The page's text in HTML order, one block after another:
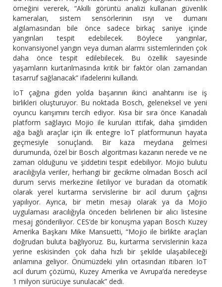
örneğini vererek, “Akıllı görüntü analizi kullanan güvenlik
kameraları, sistem sensörlerinin ısıyı ve dumanı
algılamasından bile önce sadece birkaç saniye içinde
yangınları tespit edebilecek. Böylece yangınlar,
konvansiyonel yangın veya duman alarmı sistemlerinden çok
daha önce tespit edilebilecek. Bu özellik sayesinde
yaşamların kurtarılmasında kritik bir faktör olan zamandan
tasarruf sağlanacak” ifadelerini kullandı.
IoT çağına giden yolda başarının ikinci anahtarını ise iş
birlikleri oluşturuyor. Bu noktada Bosch, geleneksel ve yeni
oyuncu karışımını tercih ediyor. Kısa bir sıra önce Kanadalı
platform sağlayıcı Mojio ile kurulan ittifak, daha şimdiden
ağa bağlı araçlar için ilk entegre IoT platformunun hayata
geçmesiyle sonuçlandı. Bir kaza meydana gelmesi
durumunda, özel bir Bosch algoritması kazanın nerede ve ne
zaman olduğunu ve şiddetini tespit edebiliyor. Mojio bulutu
aracılığıyla veriler, herhangi bir gecikme olmadan Bosch acil
durum servis merkezine iletiliyor ve buradan da otomatik
olarak yerel kurtarma servislerine bir acil durum çağrısı
yapılıyor. Ayrıca, bir metin mesajı olarak ya da Mojio
uygulaması aracılığıyla önceden belirlenen bir alıcı listesine
mesaj gönderiliyor. CES’de bir konuşma yapan Bosch Kuzey
Amerika Başkanı Mike Mansuetti, “Mojio ile birlikte araçları
doğrudan buluta bağlıyoruz. Bu, kurtarma servislerinin kaza
yerine eskisinden çok daha hızlı bir şekilde ulaşabileceği
anlamına geliyor. Önümüzdeki yılın ortasından itibaren IoT
acil durum çözümü, Kuzey Amerika ve Avrupa’da neredeyse
1 milyon sürücüye sunulacak” dedi.